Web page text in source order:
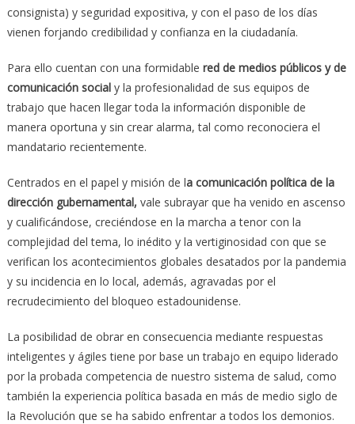
consignista) y seguridad expositiva, y con el paso de los días
vienen forjando credibilidad y confianza en la ciudadanía.
Para ello cuentan con una formidable red de medios públicos y de
comunicación socialy la profesionalidad de sus equipos de
trabajo que hacen llegar toda la información disponible de
manera oportuna y sin crear alarma, tal como reconociera el
mandatario recientemente.
Centrados en el papel y misión de la comunicación política de la
dirección gubernamental, vale subrayar que ha venido en ascenso
y cualificándose, creciéndose en la marcha a tenor con la
complejidad del tema, lo inédito y la vertiginosidad con que se
verifican los acontecimientos globales desatados por la pandemia
y su incidencia en lo local, además, agravadas por el
recrudecimiento del bloqueo estadounidense.
La posibilidad de obrar en consecuencia mediante respuestas
inteligentes y ágiles tiene por base un trabajo en equipo liderado
por la probada competencia de nuestro sistema de salud, como
también la experiencia política basada en más de medio siglo de
la Revolución que se ha sabido enfrentar a todos los demonios.